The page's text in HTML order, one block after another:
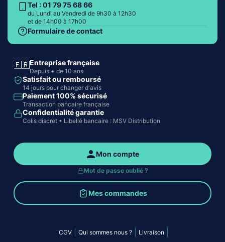
Tel : 01 79 75 68 66
du Lundi au Vendredi de 9h30 à 12h30
et de 14h00 à 17h00
Formulaire de contact
🇫🇷Entreprise française
Depuis + de 10 ans
Satisfait ou remboursé
14 jours pour changer d'avis
Paiement 100% sécurisé
Transaction bancaire française
Confidentialité garantie
Colis discret • Libellé bancaire : MSV Distribution
Mon compte
Mot de passe oublié ?
Mes commandes
CGV Qui sommes nous ? Livraison